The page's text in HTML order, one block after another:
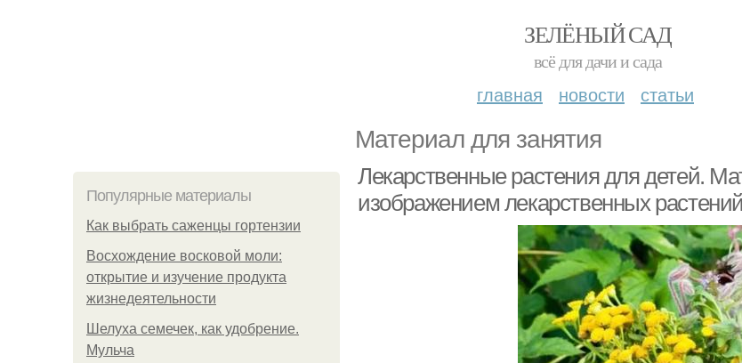
ЗЕЛЁНЫЙ САД
всё для дачи и сада
главная новости статьи
Материал для занятия
Популярные материалы
Как выбрать саженцы гортензии
Восхождение восковой моли:
открытие и изучение продукта
жизнедеятельности
Шелуха семечек, как удобрение.
Мульча
Лекарственные растения для детей.
изображением лекарственных